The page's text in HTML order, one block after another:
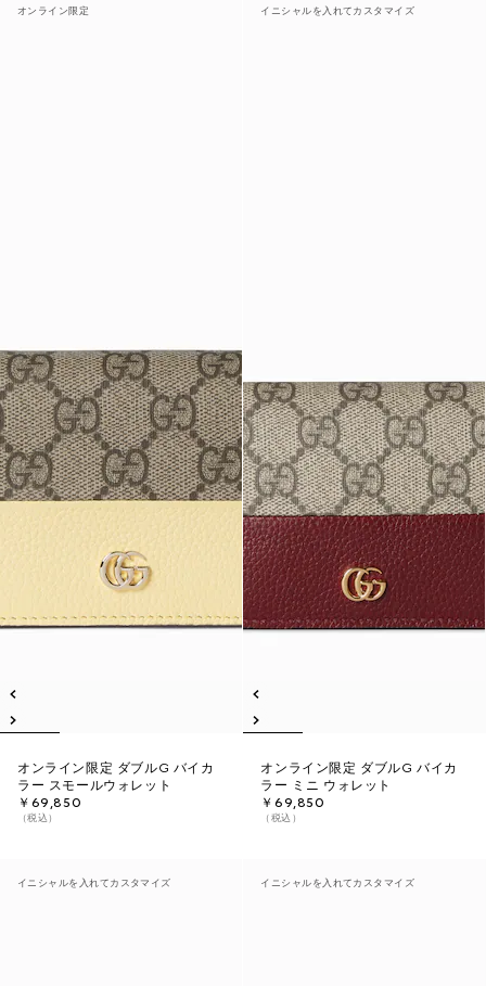
オンライン限定
オンライン限定 ダブルG バイカ
ラー スモールウォレット
￥69,850
（税込）
イニシャルを入れてカスタマイズ
オンライン限定 ダブルG バイカ
ラー ミニ ウォレット
￥69,850
（税込）
イニシャルを入れてカスタマイズ イニシャルを入れてカスタマイズ